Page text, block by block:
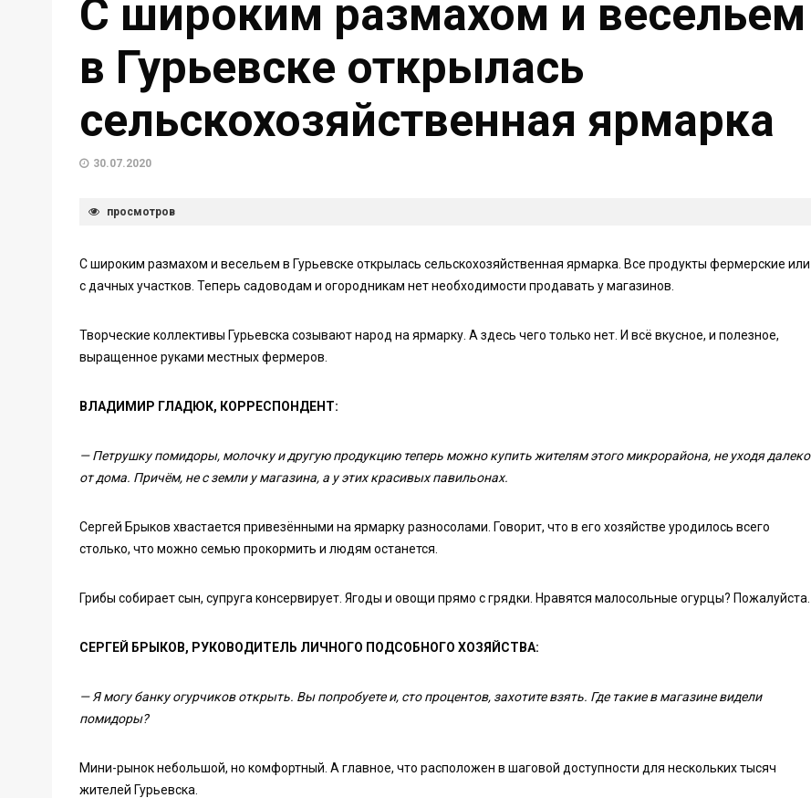
С широким размахом и весельем
в Гурьевске открылась
сельскохозяйственная ярмарка
30.07.2020
просмотров
С широким размахом и весельем в Гурьевске открылась сельскохозяйственная ярмарка. Все продукты фермерские или
с дачных участков. Теперь садоводам и огородникам нет необходимости продавать у магазинов.
Творческие коллективы Гурьевска созывают народ на ярмарку. А здесь чего только нет. И всё вкусное, и полезное,
выращенное руками местных фермеров.
ВЛАДИМИР ГЛАДЮК, КОРРЕСПОНДЕНТ:
— Петрушку помидоры, молочку и другую продукцию теперь можно купить жителям этого микрорайона, не уходя далеко
от дома. Причём, не с земли у магазина, а у этих красивых павильонах.
Сергей Брыков хвастается привезёнными на ярмарку разносолами. Говорит, что в его хозяйстве уродилось всего
столько, что можно семью прокормить и людям останется.
Грибы собирает сын, супруга консервирует. Ягоды и овощи прямо с грядки. Нравятся малосольные огурцы? Пожалуйста.
СЕРГЕЙ БРЫКОВ, РУКОВОДИТЕЛЬ ЛИЧНОГО ПОДСОБНОГО ХОЗЯЙСТВА:
— Я могу банку огурчиков открыть. Вы попробуете и, сто процентов, захотите взять. Где такие в магазине видели
помидоры?
Мини-рынок небольшой, но комфортный. А главное, что расположен в шаговой доступности для нескольких тысяч
жителей Гурьевска.